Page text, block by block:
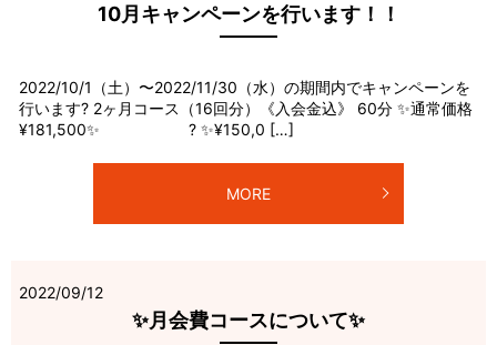
10月キャンペーンを行います！！
2022/10/1（土）〜2022/11/30（水）の期間内でキャンペーンを
行います? 2ヶ月コース（16回分）《入会金込》 60分 ✨通常価格
¥181,500✨ ? ✨¥150,0 […]
MORE
2022/09/12
✨月会費コースについて✨